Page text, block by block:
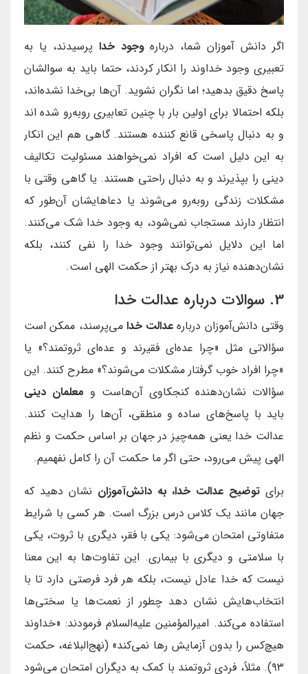
اگر دانش آموزان شما، دربارهوجود خدا پرسیدند، یا به
تعبیری وجود خداوند را انکار کردند، حتما باید به سوالشان
پاسخ دقیق بدهید؛ اما نگران نشوید. آن‌ها بی‌خدا نشده‌اند،
بلکه احتمالا برای اولین بار با چنین تعابیری روبه‌رو شده اند
و به دنبال پاسخی قانع کننده هستند. گاهی هم این انکار
به این دلیل است که افراد نمی‌خواهند مسئولیت تکالیف
دینی را بپذیرند و به دنبال راحتی هستند. یا گاهی وقتی با
مشکلات زندگی روبه‌رو می‌شوند یا دعاهایشان آن‌طور که
انتظار دارند مستجاب نمی‌شود، به وجود خدا شک می‌کنند.
اما این دلایل نمی‌توانند وجود خدا را نفی کنند، بلکه
نشان‌دهنده نیاز به درک بهتر از حکمت الهی است.
3. سوالات درباره عدالت خدا
وقتی دانش‌آموزان درباره عدالت خدامی‌پرسند، ممکن است
سؤالاتی مثل «چرا عده‌ای فقیرند و عده‌ای ثروتمند؟» یا
«چرا افراد خوب گرفتار مشکلات می‌شوند؟» مطرح کنند. این
سؤالات نشان‌دهنده کنجکاوی آن‌هاست و معلمان دینی
باید با پاسخ‌های ساده و منطقی، آن‌ها را هدایت کنند.
عدالت خدا یعنی همه‌چیز در جهان بر اساس حکمت و نظم
الهی پیش می‌رود، حتی اگر ما حکمت آن را کامل نفهمیم.
برای توضیح عدالت خدا، به دانش‌آموزان نشان دهید که
جهان مانند یک کلاس درس بزرگ است. هر کسی با شرایط
متفاوتی امتحان می‌شود: یکی با فقر، دیگری با ثروت، یکی
با سلامتی و دیگری با بیماری. این تفاوت‌ها به این معنا
نیست که خدا عادل نیست، بلکه هر فرد فرصتی دارد تا با
انتخاب‌هایش نشان دهد چطور از نعمت‌ها یا سختی‌ها
استفاده می‌کند. امیرالمؤمنین علیه‌السلام فرمودند: «خداوند
هیچ‌کس را بدون آزمایش رها نمی‌کند» (نهج‌البلاغه، حکمت
۹۳). مثلاً، فردی ثروتمند با کمک به دیگران امتحان می‌شود